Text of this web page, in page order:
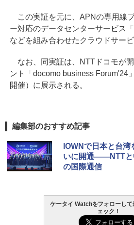
この実証を元に、APNの専用線
ー対応のデータセンターサービス「
などを組み合わせたクラウドサー
なお、同実証は、NTTドコモが
ント「docomo business Forum'24
開催）に展示される。
編集部のおすすめ記事
IOWNで日本と台
いに開通――NTTと
の国際通信
ケータイ Watchをフォローし
ェック！